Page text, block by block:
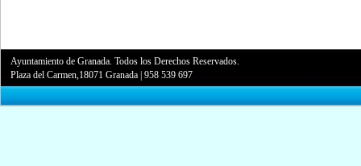
Ayuntamiento de Granada. Todos los Derechos Reservados.
Plaza del Carmen,18071 Granada |958 539 697